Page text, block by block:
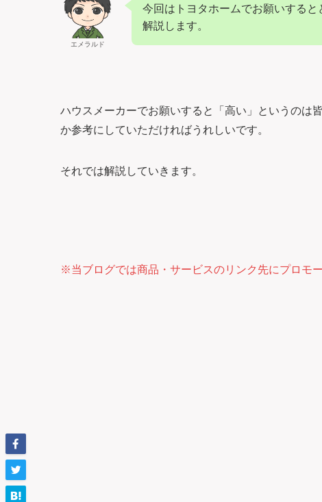
エメラルド
今回はトヨタホームでお願いする
解説します。
ハウスメーカーでお願いすると「高い」というのは
か参考にしていただければうれしいです。
それでは解説していきます。
※当ブログでは商品・サービスのリンク先にプロモ